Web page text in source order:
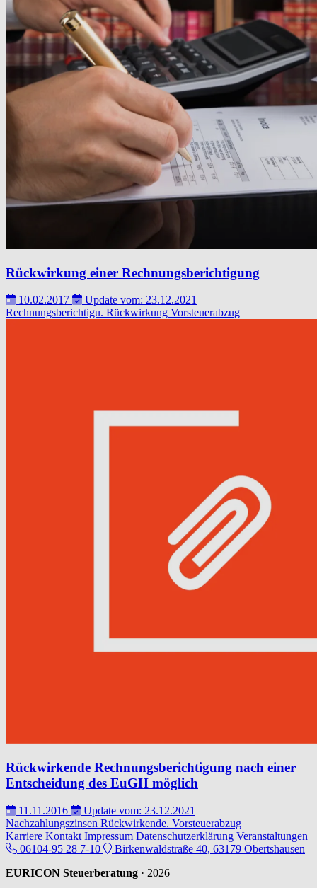
Rückwirkung einer Rechnungsberichtigung
10.02.2017
Update vom: 23.12.2021
Rechnungsberichtigu. Rückwirkung Vorsteuerabzug
Rückwirkende Rechnungsberichtigung nach einer
Entscheidung des EuGH möglich
11.11.2016
Update vom: 23.12.2021
Nachzahlungszinsen Rückwirkende. Vorsteuerabzug
Karriere Kontakt Impressum Datenschutzerklärung Veranstaltungen
06104-95 28 7-10
Birkenwaldstraße 40, 63179 Obertshausen
EURICON Steuerberatung · 2026